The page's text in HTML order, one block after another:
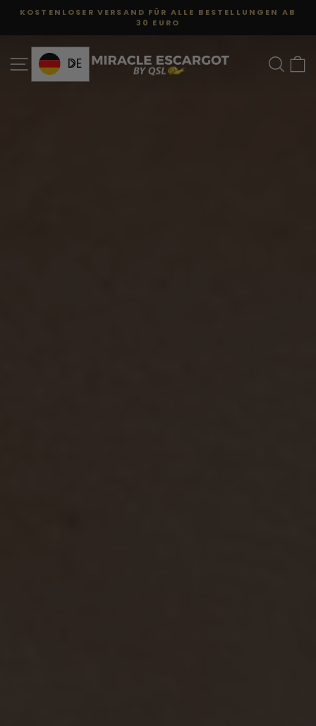
Zum
SEITENÜBERSICHT
DE
MIRACLE
ESCARGOT
Diashow
KOSTENLOSER VERSAND FÜR ALLE BESTELLUNGEN AB
30 EURO